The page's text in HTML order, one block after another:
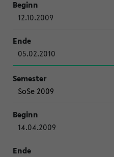
12.10.2009
05.02.2010
SoSe 2009
14.04.2009